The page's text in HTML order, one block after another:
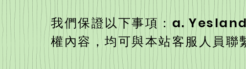
我們保證以下事項：a.
權內容，均可與本站客服人員